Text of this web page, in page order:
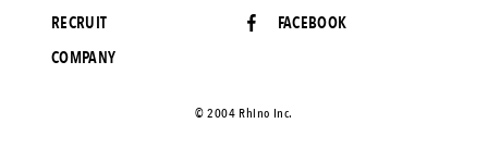
FACEBOOK
RECRUIT
COMPANY
©️ 2004 Rhino Inc.